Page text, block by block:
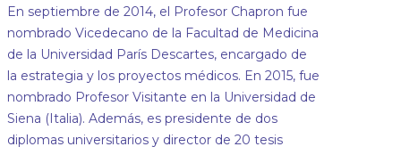
En septiembre de 2014, el Profesor Chapron fue
nombrado Vicedecano de la Facultad de Medicina
de la Universidad París Descartes, encargado de
la estrategia y los proyectos médicos. En 2015, fue
nombrado Profesor Visitante en la Universidad de
Siena (Italia). Además, es presidente de dos
diplomas universitarios y director de 20 tesis